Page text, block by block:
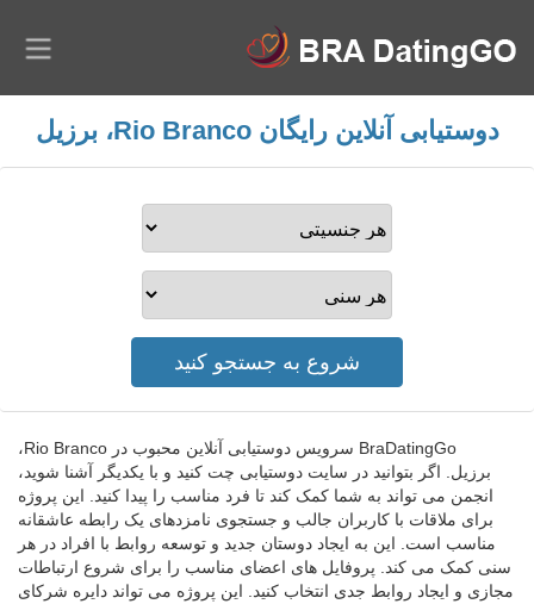
دوستیابی آنلاین رایگان Rio Branco، برزیل
BraDatingGo سرویس دوستیابی آنلاین محبوب در Rio Branco،
برزیل. اگر بتوانید در سایت دوستیابی چت کنید و با یکدیگر آشنا شوید،
انجمن می تواند به شما کمک کند تا فرد مناسب را پیدا کنید. این پروژه
برای ملاقات با کاربران جالب و جستجوی نامزدهای یک رابطه عاشقانه
مناسب است. این به ایجاد دوستان جدید و توسعه روابط با افراد در هر
سنی کمک می کند. پروفایل های اعضای مناسب را برای شروع ارتباطات
مجازی و ایجاد روابط جدی انتخاب کنید. این پروژه می تواند دایره شرکای